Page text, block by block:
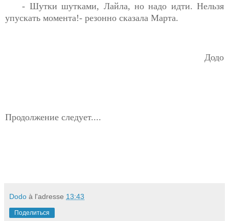
- Шутки шутками, Лайла, но надо идти. Нельзя
упускать момента!- резонно сказала Марта.
Додо
Продолжение следует....
Dodo à l'adresse 13:43
Поделиться